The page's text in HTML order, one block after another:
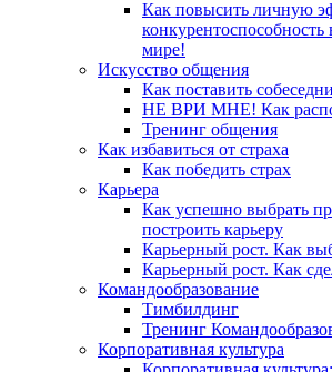
Как повысить личную
мире!
Искусство общения
Как поставить
НЕ ВРИ МНЕ! Как
Тренинг общения
Как избавиться от страха
Как победить страх
Карьера
Как успешно выбрать
построить карьеру
Карьерный рост. Как
Карьерный рост. Как
Командообразование
Тимбилдинг
Тренинг
Корпоративная культура